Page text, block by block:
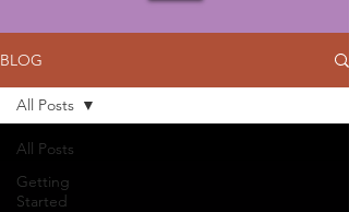
BLOG
All Posts
Getting
Started
All Posts